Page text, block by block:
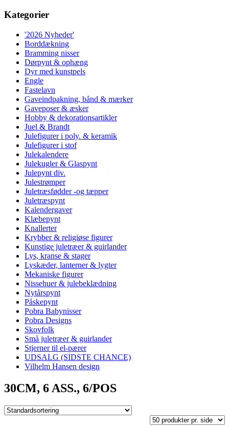
Kategorier
'2026 Nyheder'
Borddækning
Bramming nisser
Dørpynt & ophæng
Dyr med kunstpels
Engle
Fastelavn
Gaveindpakning, bånd & mærker
Gaveposer & æsker
Hobby & dekorationsartikler
Juel & Brandt
Julefigurer i poly. & keramik
Julefigurer i stof
Julekalendere
Julekugler & Glaspynt
Julepynt div.
Julestrømper
Juletræsfødder -og tæpper
Juletræspynt
Kalendergaver
Klæbepynt
Knallerter
Krybber & religiøse figurer
Kunstige juletræer & guirlander
Lys, kranse & stager
Lyskæder, lanterner & lygter
Mekaniske figurer
Nissehuer & julebeklædning
Nytårspynt
Påskepynt
Pobra Babynisser
Pobra Designs
Skovfolk
Små juletræer & guirlander
Stjerner til el-pærer
UDSALG (SIDSTE CHANCE)
Vilhelm Hansen design
30CM, 6 ASS., 6/POS